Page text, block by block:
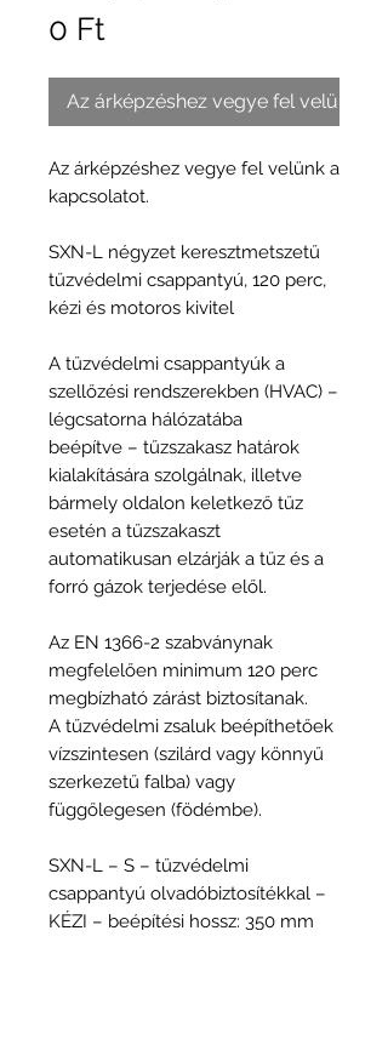
0 Ft
Az árképzéshez vegye fel velünk a
Az árképzéshez vegye fel velünk a
kapcsolatot.
SXN-L négyzet keresztmetszetű
tűzvédelmi csappantyú, 120 perc,
kézi és motoros kivitel
A tűzvédelmi csappantyúk a
szellőzési rendszerekben (HVAC) –
légcsatorna hálózatába
beépítve – tűzszakasz határok
kialakítására szolgálnak, illetve
bármely oldalon keletkező tűz
esetén a tűzszakaszt
automatikusan elzárják a tűz és a
forró gázok terjedése elől.
Az EN 1366-2 szabványnak
megfelelően minimum 120 perc
megbízható zárást biztosítanak.
A tűzvédelmi zsaluk beépíthetőek
vízszintesen (szilárd vagy könnyű
szerkezetű falba) vagy
függőlegesen (födémbe).
SXN-L – S – tűzvédelmi
csappantyú olvadóbiztosítékkal –
KÉZI – beépítési hossz: 350 mm